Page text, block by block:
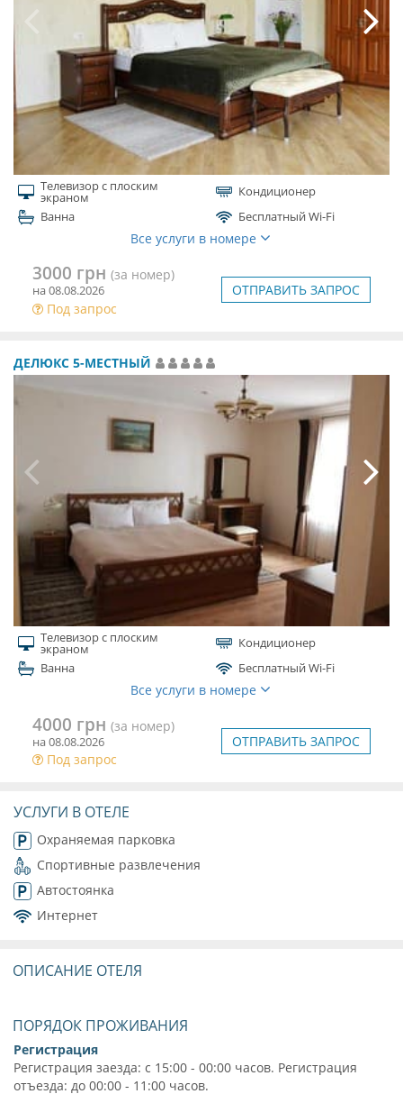
Телевизор с плоским
экраном
Кондиционер
Ванна
Бесплатный Wi-Fi
Все услуги в номере
3000 грн (за номер)
на 08.08.2026
Под запрос
ОТПРАВИТЬ ЗАПРОС
ДЕЛЮКС 5-МЕСТНЫЙ
Телевизор с плоским
экраном
Кондиционер
Ванна
Бесплатный Wi-Fi
Все услуги в номере
4000 грн (за номер)
на 08.08.2026
Под запрос
ОТПРАВИТЬ ЗАПРОС
УСЛУГИ В ОТЕЛЕ
Охраняемая парковка
Спортивные развлечения
Автостоянка
Интернет
ОПИСАНИЕ ОТЕЛЯ
ПОРЯДОК ПРОЖИВАНИЯ
Регистрация
Регистрация заезда: с 15:00 - 00:00 часов. Регистрация
отъезда: до 00:00 - 11:00 часов.